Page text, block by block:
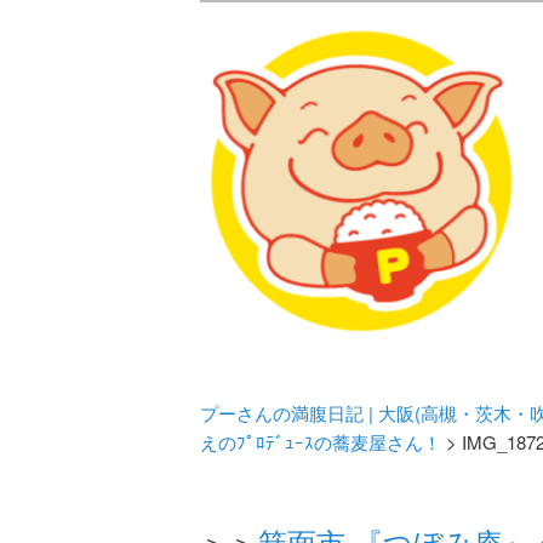
プーさんの満
豊中・箕面)
化してます。
プーさんの満腹日記 | 大阪(高槻・茨木・
えのﾌﾟﾛﾃﾞｭｰｽの蕎麦屋さん！ >